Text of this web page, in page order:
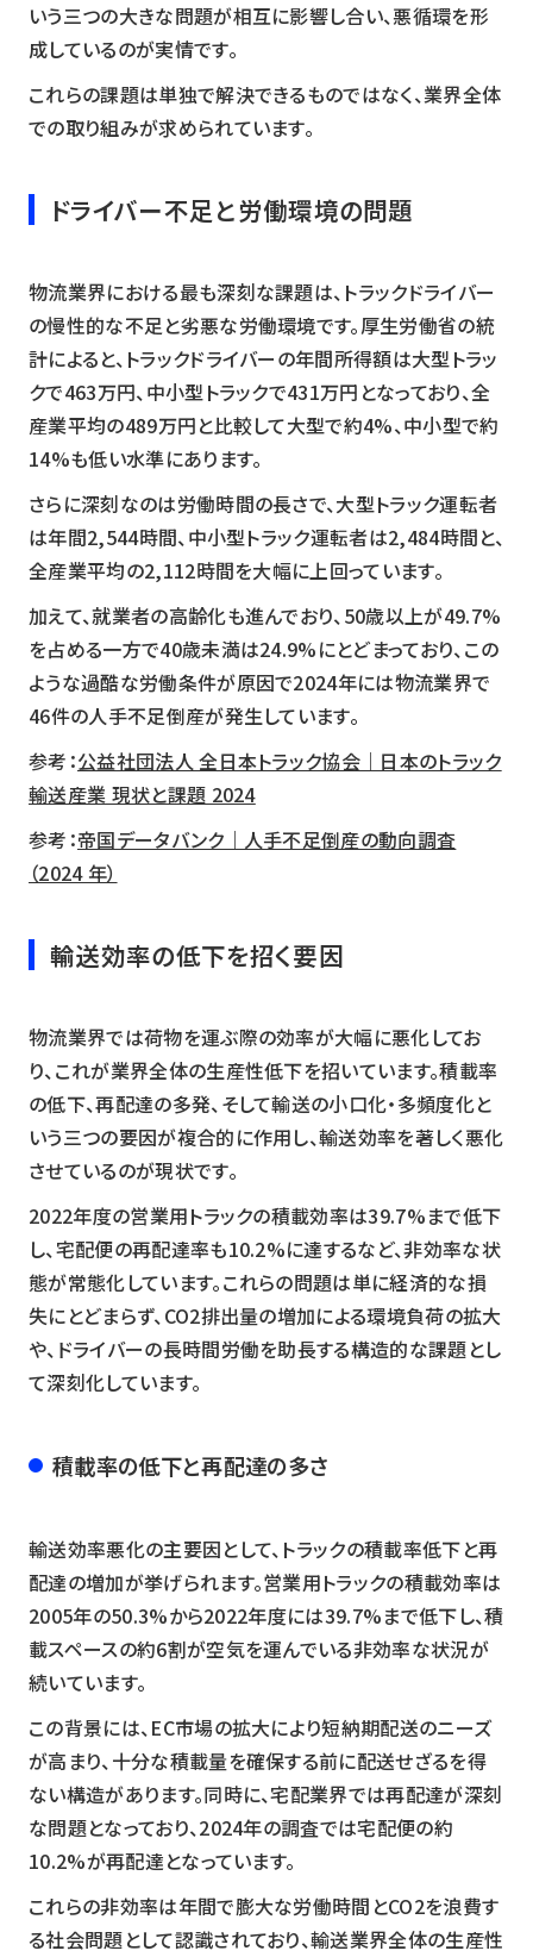
いう三つの大きな問題が相互に影響し合い、悪循環を形
成しているのが実情です。
これらの課題は単独で解決できるものではなく、業界全体
での取り組みが求められています。
ドライバー不足と労働環境の問題
物流業界における最も深刻な課題は、トラックドライバー
の慢性的な不足と劣悪な労働環境です。厚生労働省の統
計によると、トラックドライバーの年間所得額は大型トラッ
クで463万円、中小型トラックで431万円となっており、全
産業平均の489万円と比較して大型で約4%、中小型で約
14%も低い水準にあります。
さらに深刻なのは労働時間の長さで、大型トラック運転者
は年間2,544時間、中小型トラック運転者は2,484時間と、
全産業平均の2,112時間を大幅に上回っています。
加えて、就業者の高齢化も進んでおり、50歳以上が49.7%
を占める一方で40歳未満は24.9%にとどまっており、この
ような過酷な労働条件が原因で2024年には物流業界で
46件の人手不足倒産が発生しています。
参考：公益社団法人 全日本トラック協会｜日本のトラック
輸送産業 現状と課題 2024
参考：帝国データバンク｜人手不足倒産の動向調査
（2024 年）
輸送効率の低下を招く要因
物流業界では荷物を運ぶ際の効率が大幅に悪化してお
り、これが業界全体の生産性低下を招いています。積載率
の低下、再配達の多発、そして輸送の小口化・多頻度化と
いう三つの要因が複合的に作用し、輸送効率を著しく悪化
させているのが現状です。
2022年度の営業用トラックの積載効率は39.7%まで低下
し、宅配便の再配達率も10.2%に達するなど、非効率な状
態が常態化しています。これらの問題は単に経済的な損
失にとどまらず、CO2排出量の増加による環境負荷の拡大
や、ドライバーの長時間労働を助長する構造的な課題とし
て深刻化しています。
積載率の低下と再配達の多さ
輸送効率悪化の主要因として、トラックの積載率低下と再
配達の増加が挙げられます。営業用トラックの積載効率は
2005年の50.3%から2022年度には39.7%まで低下し、積
載スペースの約6割が空気を運んでいる非効率な状況が
続いています。
この背景には、EC市場の拡大により短納期配送のニーズ
が高まり、十分な積載量を確保する前に配送せざるを得
ない構造があります。同時に、宅配業界では再配達が深刻
な問題となっており、2024年の調査では宅配便の約
10.2%が再配達となっています。
これらの非効率は年間で膨大な労働時間とCO2を浪費す
る社会問題として認識されており、輸送業界全体の生産性